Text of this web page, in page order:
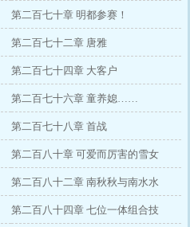
第二百七十章 明都参赛！
第二百七十二章 唐雅
第二百七十四章 大客户
第二百七十六章 童养媳……
第二百七十八章 首战
第二百八十章 可爱而厉害的雪女
第二百八十二章 南秋秋与南水水
第二百八十四章 七位一体组合技